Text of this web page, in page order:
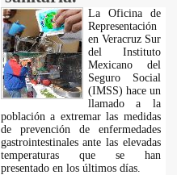
La Oficina de
Representación
en Veracruz Sur
del Instituto
Mexicano del
Seguro Social
(IMSS) hace un
llamado a la
población a extremar las medidas
de prevención de enfermedades
gastrointestinales ante las elevadas
temperaturas que se han
presentado en los últimos días.